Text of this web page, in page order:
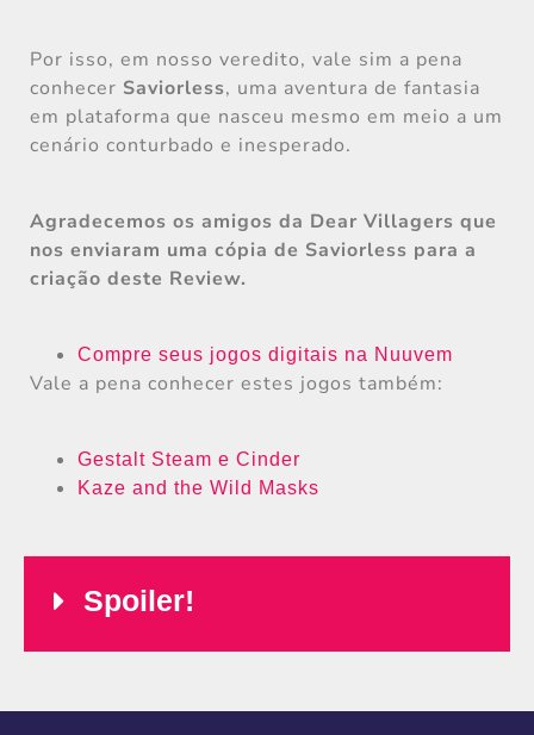
Por isso, em nosso veredito, vale sim a pena
conhecer Saviorless, uma aventura de fantasia
em plataforma que nasceu mesmo em meio a um
cenário conturbado e inesperado.
Agradecemos os amigos da Dear Villagers que
nos enviaram uma cópia de Saviorless para a
criação deste Review.
Compre seus jogos digitais na Nuuvem
Vale a pena conhecer estes jogos também:
Gestalt Steam e Cinder
Kaze and the Wild Masks
Spoiler!